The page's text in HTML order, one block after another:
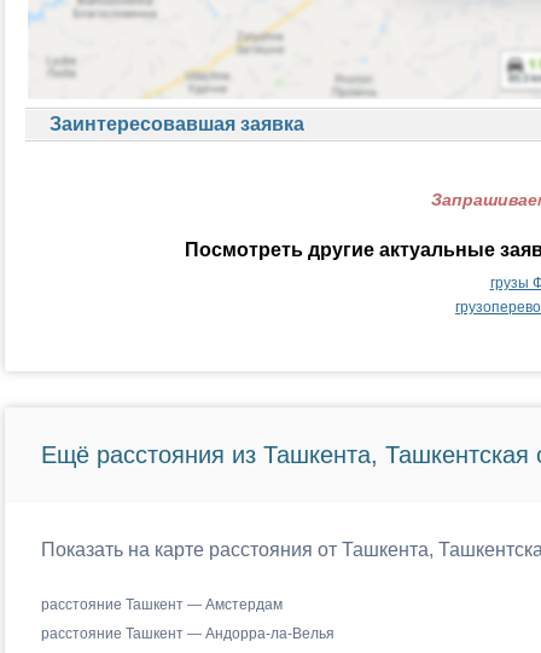
Заинтересовавшая заявка
Посмотреть другие актуальные
грузы
Ещё расстояния из Ташкента, Ташкентская
Показать на карте расстояния от Ташкента,
расстояние Ташкент — Амстердам
расстояние Ташкент — Андорра-ла-Велья